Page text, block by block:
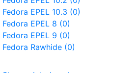
Fedora EPEL 10.3 (0)
Fedora EPEL 8 (0)
Fedora EPEL 9 (0)
Fedora Rawhide (0)